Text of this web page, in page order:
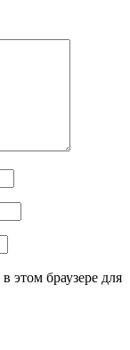
этом браузере для